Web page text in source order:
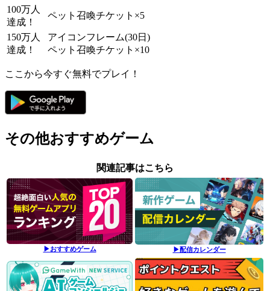
100万人
達成！
ペット召喚チケット×5
150万人
達成！
アイコンフレーム(30日)
ペット召喚チケット×10
ここから今すぐ無料でプレイ！
その他おすすめゲーム
関連記事はこちら
▶おすすめゲーム ▶配信カレンダー